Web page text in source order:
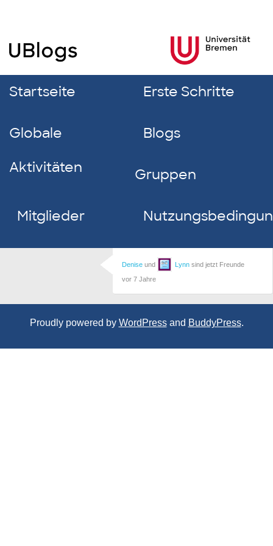
Startseite Erste Schritte
Globale
Aktivitäten
Blogs
Gruppen
Mitglieder
Denise und Lynn sind jetzt Freunde
vor 7 Jahre
Proudly powered by WordPressand BuddyPress.